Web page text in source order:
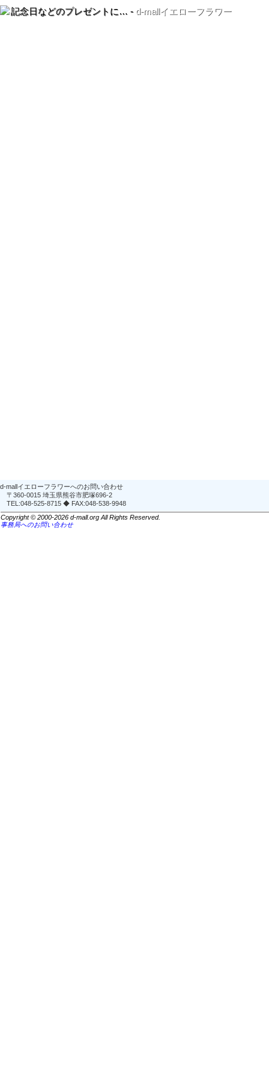
記念日などのプレゼントに… - d-mallイエローフラワー
d-mallイエローフラワーへのお問い合わせ
〒360-0015 埼玉県熊谷市肥塚696-2
TEL:048-525-8715 ◆ FAX:048-538-9948
Copyright © 2000-2026 d-mall.org All Rights Reserved.
事務局へのお問い合わせ